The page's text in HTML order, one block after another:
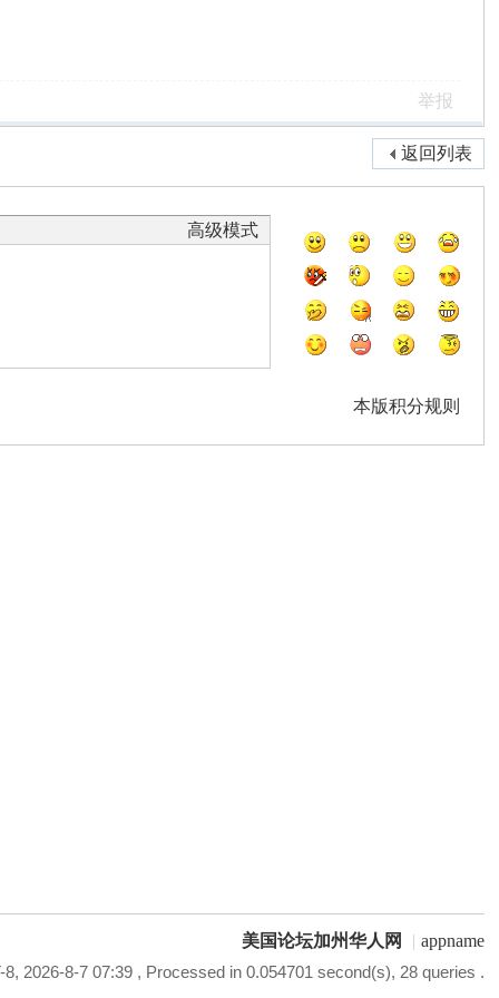
举报
返回列表
高级模式
本版积分规则
美国论坛加州华人网 | appname
8, 2026-8-7 07:39, Processed in 0.054701 second(s), 28 queries .